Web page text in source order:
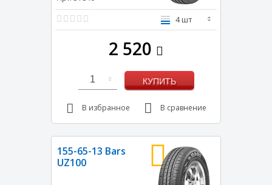
4 шт
2 520
1 КУПИТЬ
В избранное В сравнение
155-65-13 Bars
UZ100